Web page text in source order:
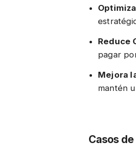
Reduce
pagar
Mejora
mantén
Casos de